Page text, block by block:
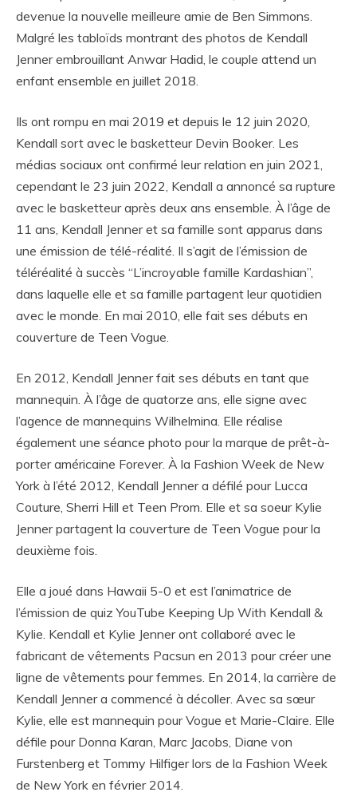
devenue la nouvelle meilleure amie de Ben Simmons.
Malgré les tabloïds montrant des photos de Kendall
Jenner embrouillant Anwar Hadid, le couple attend un
enfant ensemble en juillet 2018.
Ils ont rompu en mai 2019 et depuis le 12 juin 2020,
Kendall sort avec le basketteur Devin Booker. Les
médias sociaux ont confirmé leur relation en juin 2021,
cependant le 23 juin 2022, Kendall a annoncé sa rupture
avec le basketteur après deux ans ensemble. À l’âge de
11 ans, Kendall Jenner et sa famille sont apparus dans
une émission de télé-réalité. Il s’agit de l’émission de
téléréalité à succès “L’incroyable famille Kardashian”,
dans laquelle elle et sa famille partagent leur quotidien
avec le monde. En mai 2010, elle fait ses débuts en
couverture de Teen Vogue.
En 2012, Kendall Jenner fait ses débuts en tant que
mannequin. À l’âge de quatorze ans, elle signe avec
l’agence de mannequins Wilhelmina. Elle réalise
également une séance photo pour la marque de prêt-à-
porter américaine Forever. À la Fashion Week de New
York à l’été 2012, Kendall Jenner a défilé pour Lucca
Couture, Sherri Hill et Teen Prom. Elle et sa soeur Kylie
Jenner partagent la couverture de Teen Vogue pour la
deuxième fois.
Elle a joué dans Hawaii 5-0 et est l’animatrice de
l’émission de quiz YouTube Keeping Up With Kendall &
Kylie. Kendall et Kylie Jenner ont collaboré avec le
fabricant de vêtements Pacsun en 2013 pour créer une
ligne de vêtements pour femmes. En 2014, la carrière de
Kendall Jenner a commencé à décoller. Avec sa sœur
Kylie, elle est mannequin pour Vogue et Marie-Claire. Elle
défile pour Donna Karan, Marc Jacobs, Diane von
Furstenberg et Tommy Hilfiger lors de la Fashion Week
de New York en février 2014.